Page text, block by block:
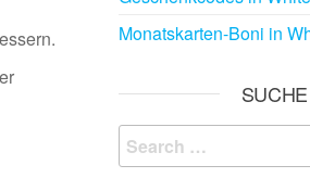
Monatskarten-Boni in
SUCHE
Search
for: